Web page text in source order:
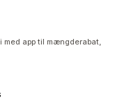
app til mængderabat,